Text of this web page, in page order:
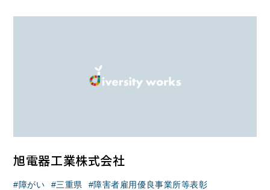
旭電器工業株式会社
障がい 三重県 障害者雇用優良事業所等表彰